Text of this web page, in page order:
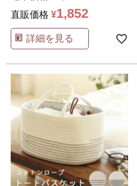
直販価格 ¥1,852
詳細を見る